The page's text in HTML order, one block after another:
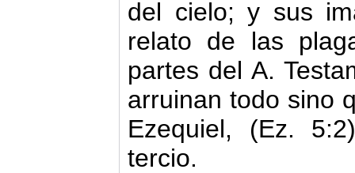
del cielo; y sus
relato de las
partes del A.
arruinan todo sino
Ezequiel, (Ez.
tercio.